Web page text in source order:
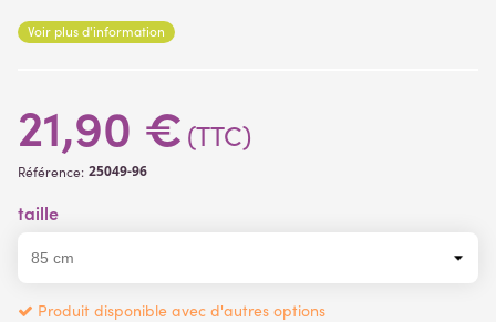
Voir plus d'information
21,90 € (TTC)
Référence: 25049-96
taille
Produit disponible avec d'autres options